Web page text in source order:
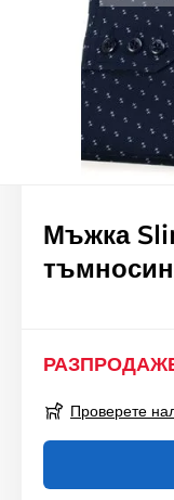
Мъжка
Проверете